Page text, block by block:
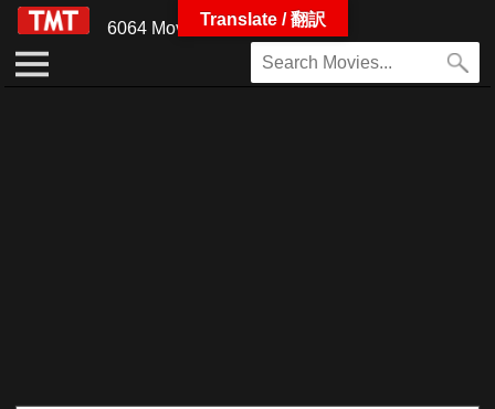
6064 MoviesTranslate / 翻訳